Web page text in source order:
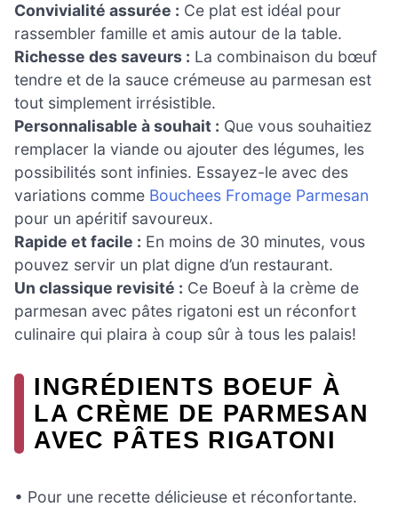
Convivialité assurée : Ce plat est idéal pour
rassembler famille et amis autour de la table.
Richesse des saveurs : La combinaison du bœuf
tendre et de la sauce crémeuse au parmesan est
tout simplement irrésistible.
Personnalisable à souhait : Que vous souhaitiez
remplacer la viande ou ajouter des légumes, les
possibilités sont infinies. Essayez-le avec des
variations comme Bouchees Fromage Parmesan
pour un apéritif savoureux.
Rapide et facile : En moins de 30 minutes, vous
pouvez servir un plat digne d’un restaurant.
Un classique revisité : Ce Boeuf à la crème de
parmesan avec pâtes rigatoni est un réconfort
culinaire qui plaira à coup sûr à tous les palais!
INGRÉDIENTS BOEUF À
LA CRÈME DE PARMESAN
AVEC PÂTES RIGATONI
• Pour une recette délicieuse et réconfortante.